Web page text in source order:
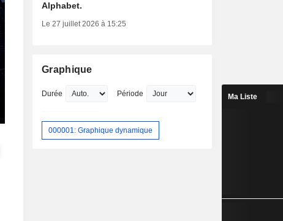
Alphabet.
Le 27 juillet 2026 à 15:25
Graphique
Durée Période
000001: Graphique dynamique
Ma Liste